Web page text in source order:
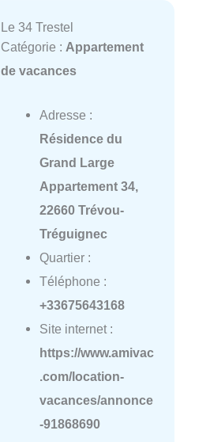
Le 34 Trestel
Catégorie : Appartement
de vacances
Adresse :
Résidence du
Grand Large
Appartement 34,
22660 Trévou-
Tréguignec
Quartier :
Téléphone :
+33675643168
Site internet :
https://www.amivac
.com/location-
vacances/annonce
-91868690